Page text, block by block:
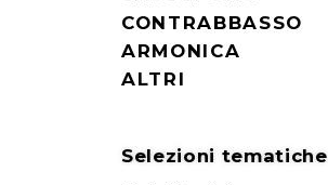
CONTRABBASSO
ARMONICA
ALTRI
Selezioni tematiche